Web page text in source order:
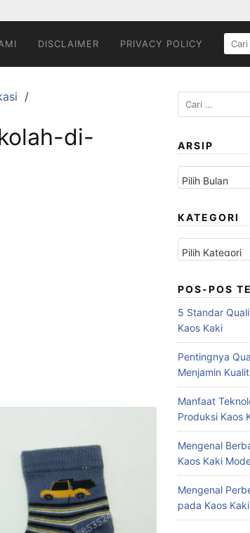
DISCLAIMER PRIVACY POLICY
di-
Cari
untuk:
ARSIP
Arsip
KATEGORI
Kategori
POS-POS
5 Standar
Kaos Kaki
Pentingnya
Menjamin
Manfaat
Produksi Kaos
Mengenal
Kaos Kaki
Mengenal
pada Kaos Kaki